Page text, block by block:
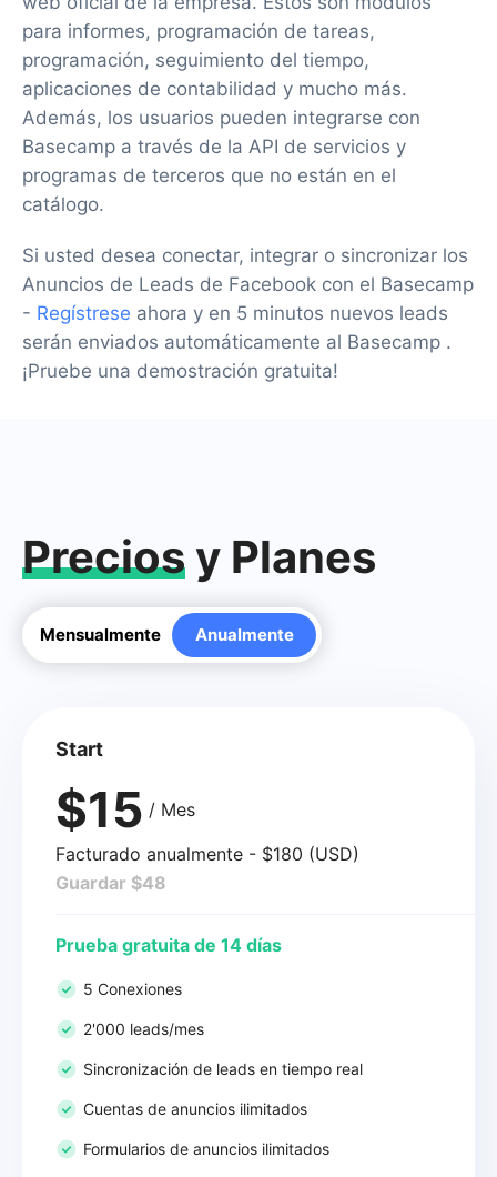
para informes, programación de tareas,
programación, seguimiento del tiempo,
aplicaciones de contabilidad y mucho más.
Además, los usuarios pueden integrarse con
Basecamp a través de la API de servicios y
programas de terceros que no están en el
catálogo.
Si usted desea conectar, integrar o sincronizar los
Anuncios de Leads de Facebook con el Basecamp
- Regístrese ahora y en 5 minutos nuevos leads
serán enviados automáticamente al Basecamp .
¡Pruebe una demostración gratuita!
Preciosy Planes
Mensualmente Anualmente
Start
$15 / Mes
Facturado anualmente - $180 (USD)
Guardar $48
Prueba gratuita de 14 días
5 Conexiones
2'000 leads/mes
Sincronización de leads en tiempo real
Cuentas de anuncios ilimitados
Formularios de anuncios ilimitados